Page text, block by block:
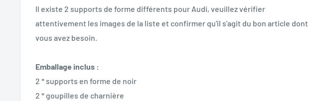
Il existe 2 supports de forme différents pour Audi, veuillez vérifier
attentivement les images de la liste et confirmer qu'il s'agit du bon article dont
vous avez besoin.
Emballage inclus :
2 * supports en forme de noir
2 * goupilles de charnière